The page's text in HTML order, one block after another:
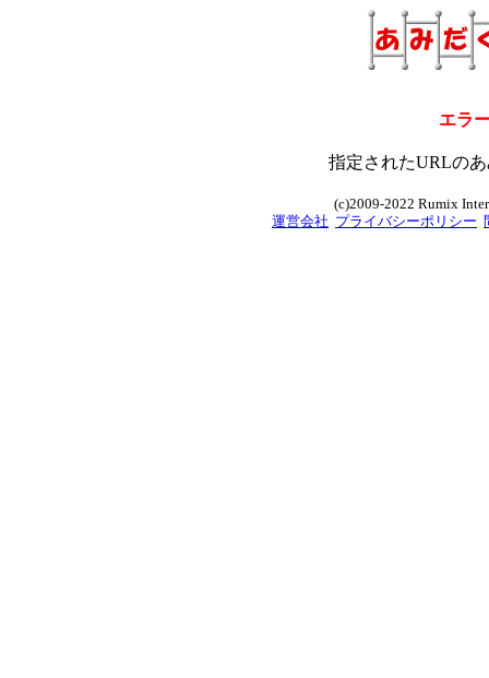
エラ
指定されたURLの
(c)2009-2022 Rumix
運営会社 プライバシーポリシー